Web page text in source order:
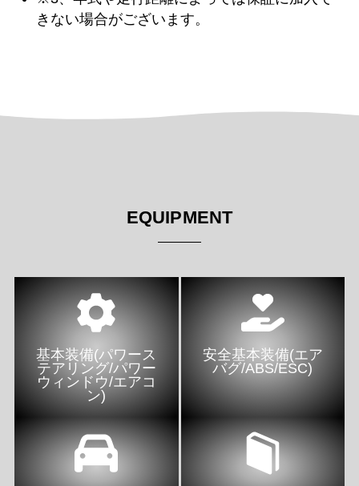
きない場合がございます。
EQUIPMENT
基本装備(パワース
テアリング/パワー
ウィンドウ/エアコ
ン)
安全基本装備(エア
バグ/ABS/ESC)